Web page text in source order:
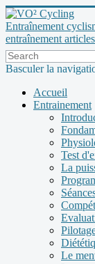
Entraînement
entraînement
Basculer la
Accueil
Entrainement
Test
La
Le